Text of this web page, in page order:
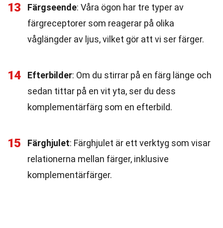
13 Färgseende: Våra ögon har tre typer av
färgreceptorer som reagerar på olika
våglängder av ljus, vilket gör att vi ser färger.
14 Efterbilder: Om du stirrar på en färg länge och
sedan tittar på en vit yta, ser du dess
komplementärfärg som en efterbild.
15 Färghjulet: Färghjulet är ett verktyg som visar
relationerna mellan färger, inklusive
komplementärfärger.